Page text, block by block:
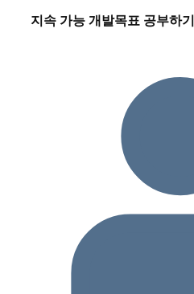
지속 가능 개발목표 공부하기